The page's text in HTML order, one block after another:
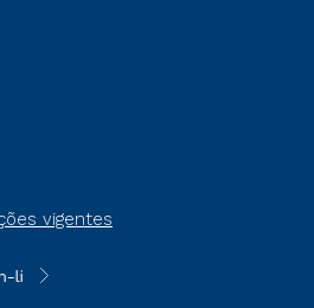
vigentes
que ofertam
**Semipresencial é um formato do